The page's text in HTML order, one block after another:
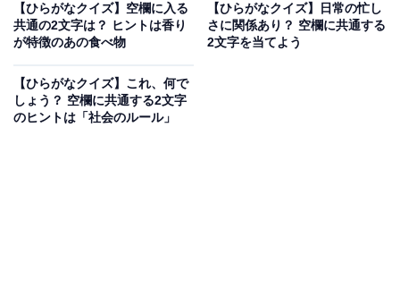
知られる東北地方の県名といえば？
次ページ
【ひらがなクイズ】空欄に入る
共通の2文字は？ ヒントは香り
が特徴のあの食べ物
【ひらがなクイズ】日常の忙し
さに関係あり？ 空欄に共通する
2文字を当てよう
【ひらがなクイズ】これ、何で
しょう？ 空欄に共通する2文字
のヒントは「社会のルール」